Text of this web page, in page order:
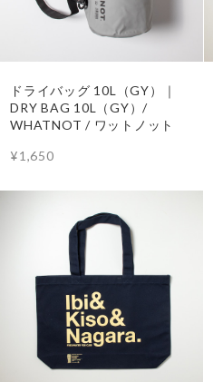
ドライバッグ 10L（GY）｜
DRY BAG 10L（GY）/
WHATNOT / ワットノット
¥1,650